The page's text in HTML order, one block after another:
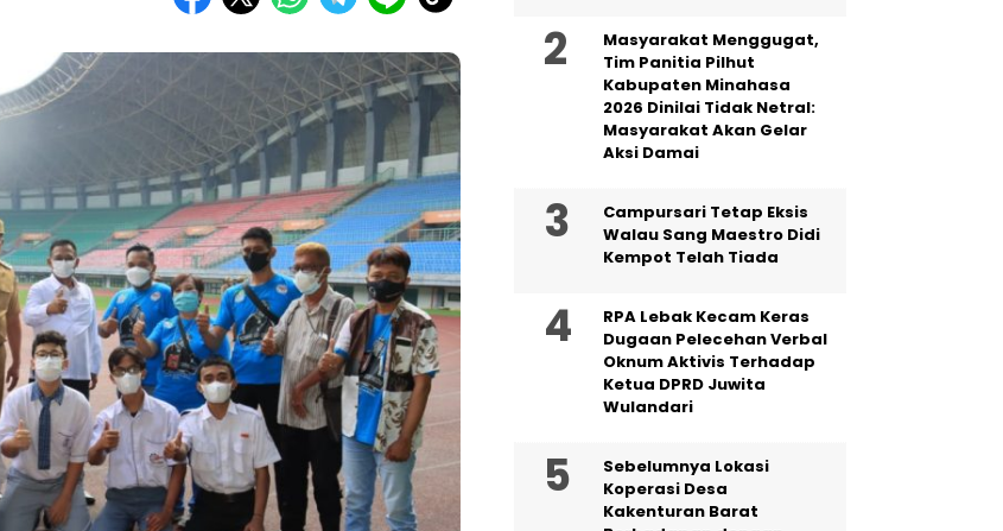
Masyarakat Menggugat,
Tim Panitia Pilhut
Kabupaten Minahasa
2026 Dinilai Tidak Netral:
Masyarakat Akan Gelar
Aksi Damai
Campursari Tetap Eksis
Walau Sang Maestro Didi
Kempot Telah Tiada
RPA Lebak Kecam Keras
Dugaan Pelecehan Verbal
Oknum Aktivis Terhadap
Ketua DPRD Juwita
Wulandari
Sebelumnya Lokasi
Koperasi Desa
Kakenturan Barat